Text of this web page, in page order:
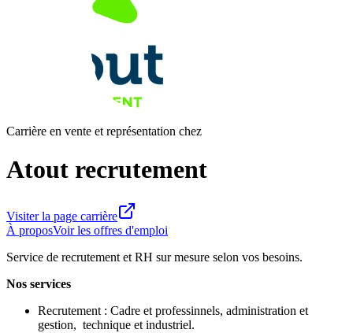
Carrière en vente et représentation chez
Atout recrutement
Visiter la page carrière
À proposVoir les offres d'emploi
Service de recrutement et RH sur mesure selon vos besoins.
Nos services
Recrutement : Cadre et professinnels, administration et
gestion, technique et industriel.